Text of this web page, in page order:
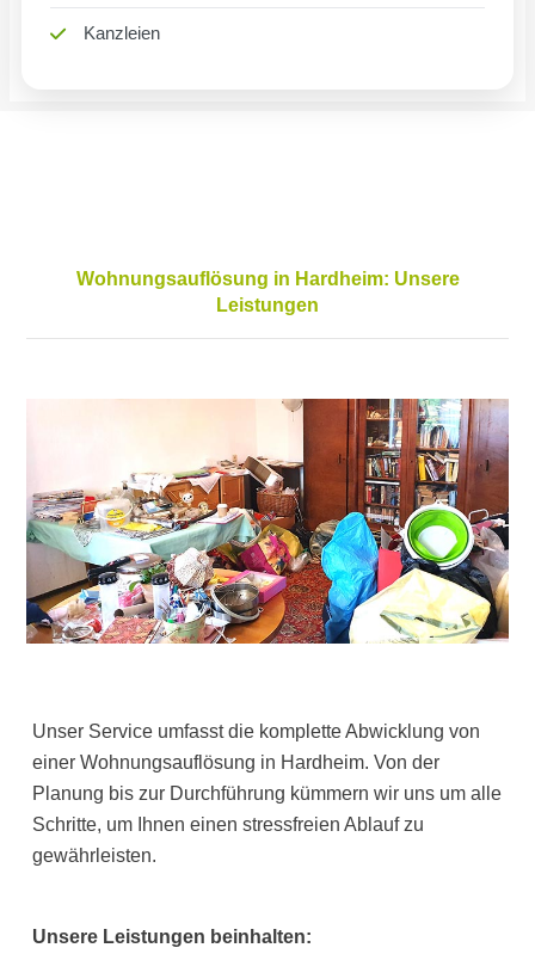
Kanzleien
Wohnungsauflösung in Hardheim: Unsere
Leistungen
Unser Service umfasst die komplette Abwicklung von
einer Wohnungsauflösung in Hardheim. Von der
Planung bis zur Durchführung kümmern wir uns um alle
Schritte, um Ihnen einen stressfreien Ablauf zu
gewährleisten.
Unsere Leistungen beinhalten: